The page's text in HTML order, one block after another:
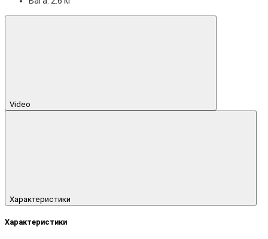
Video
Характеристики
Характеристики